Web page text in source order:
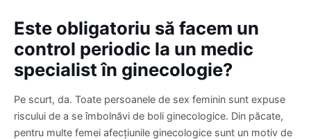
Este obligatoriu să facem un
control periodic la un medic
specialist în ginecologie?
Pe scurt, da. Toate persoanele de sex feminin sunt expuse
riscului de a se îmbolnăvi de boli ginecologice. Din păcate,
pentru multe femei afecțiunile ginecologice sunt un motiv de